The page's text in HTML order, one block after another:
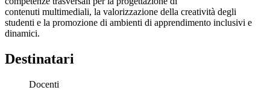
contenuti multimediali, la valorizzazione della creatività degli
studenti e la promozione di ambienti di apprendimento inclusivi e
dinamici.
Destinatari
Docenti